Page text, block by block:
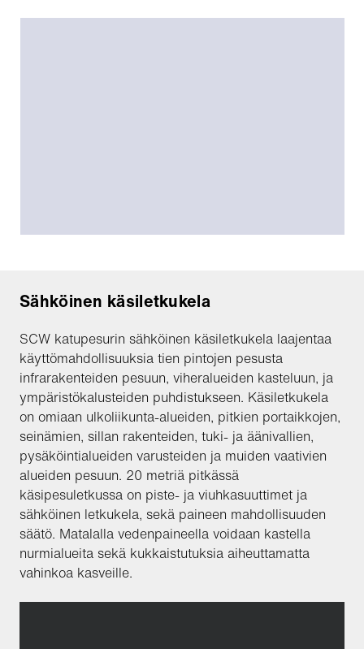
Sähköinen käsiletkukela
SCW katupesurin sähköinen käsiletkukela laajentaa
käyttömahdollisuuksia tien pintojen pesusta
infrarakenteiden pesuun, viheralueiden kasteluun, ja
ympäristökalusteiden puhdistukseen. Käsiletkukela
on omiaan ulkoliikunta-alueiden, pitkien portaikkojen,
seinämien, sillan rakenteiden, tuki- ja äänivallien,
pysäköintialueiden varusteiden ja muiden vaativien
alueiden pesuun. 20 metriä pitkässä
käsipesuletkussa on piste- ja viuhkasuuttimet ja
sähköinen letkukela, sekä paineen mahdollisuuden
säätö. Matalalla vedenpaineella voidaan kastella
nurmialueita sekä kukkaistutuksia aiheuttamatta
vahinkoa kasveille.